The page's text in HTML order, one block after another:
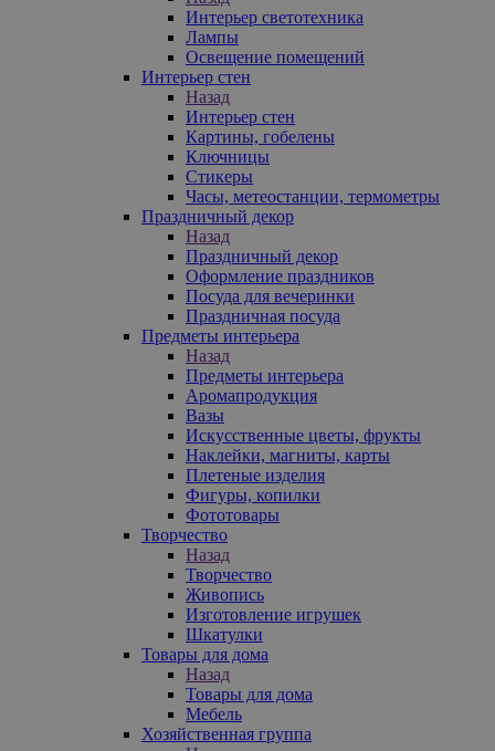
Интерьер светотехника
Лампы
Освещение помещений
Интерьер стен
Назад
Интерьер стен
Картины, гобелены
Ключницы
Стикеры
Часы, метеостанции, термометры
Праздничный декор
Назад
Праздничный декор
Оформление праздников
Посуда для вечеринки
Праздничная посуда
Предметы интерьера
Назад
Предметы интерьера
Аромапродукция
Вазы
Искусственные цветы, фрукты
Наклейки, магниты, карты
Плетеные изделия
Фигуры, копилки
Фототовары
Творчество
Назад
Творчество
Живопись
Изготовление игрушек
Шкатулки
Товары для дома
Назад
Товары для дома
Мебель
Хозяйственная группа